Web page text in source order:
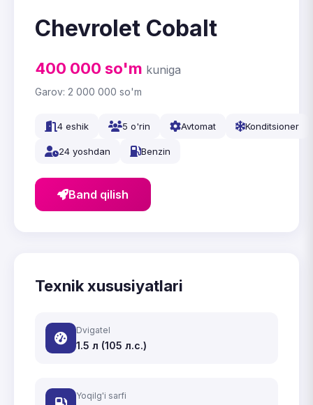
Chevrolet Cobalt
400 000 so'm kuniga
Garov: 2 000 000 so'm
4 eshik 5 o'rin Avtomat Konditsioner
24 yoshdan Benzin
Band qilish
Texnik xususiyatlari
Dvigatel
1.5 л (105 л.с.)
Yoqilg'i sarfi